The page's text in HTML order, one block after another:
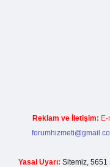
Reklam ve İletişim:
Yasal Uyarı: Sitemiz, 5651